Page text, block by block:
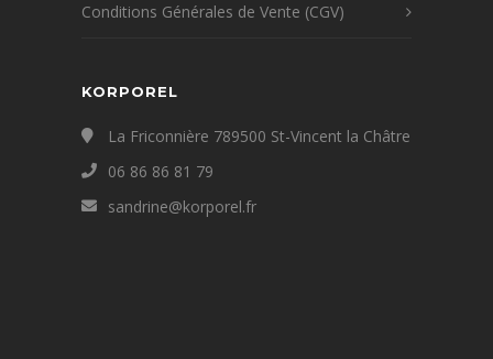
Conditions Générales de Vente (CGV)
KORPOREL
La Friconnière 789500 St-Vincent la Châtre
06 86 86 81 79
sandrine@korporel.fr